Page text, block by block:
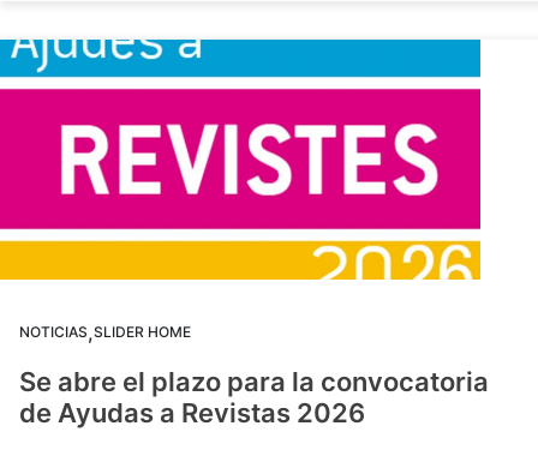
NOTICIAS,SLIDER HOME
Se abre el plazo para la convocatoria
de Ayudas a Revistas 2026